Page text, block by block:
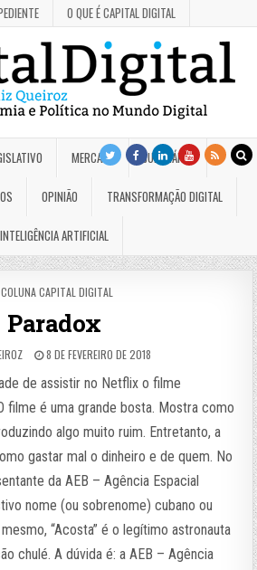
O QUE É CAPITAL DIGITAL
MERCADO JUDICIÁRIO
OPINIÃO TRANSFORMAÇÃO DIGITAL
INTELIGÊNCIA ARTIFICIAL
POSTED
COLUNA CAPITAL DIGITAL
Paradox
8 DE FEVEREIRO DE 2018
de assistir no Netflix o filme
filme é uma grande bosta. Mostra como
algo muito ruim. Entretanto, a
gastar mal o dinheiro e de quem. No
da AEB – Agência Espacial
nome (ou sobrenome) cubano ou
“Acosta” é o legítimo astronauta
chulé. A dúvida é: a AEB – Agência